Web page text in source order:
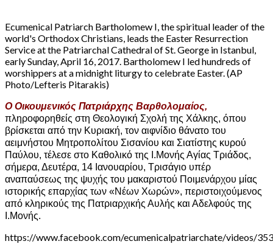
Ecumenical Patriarch Bartholomew I, the spiritual leader of the
world's Orthodox Christians, leads the Easter Resurrection
Service at the Patriarchal Cathedral of St. George in Istanbul,
early Sunday, April 16, 2017. Bartholomew I led hundreds of
worshippers at a midnight liturgy to celebrate Easter. (AP
Photo/Lefteris Pitarakis)
Ο Οικουμενικός Πατριάρχης Βαρθολομαίος,
πληροφορηθείς στη Θεολογική Σχολή της Χάλκης, όπου
βρίσκεται από την Κυριακή, τον αιφνίδιο θάνατο του
αειμνήστου Μητροπολίτου Σισανίου και Σιατίστης κυρού
Παύλου, τέλεσε στο Καθολικό της Ι.Μονής Αγίας Τριάδος,
σήμερα, Δευτέρα, 14 Ιανουαρίου, Τρισάγιο υπέρ
αναπαύσεως της ψυχής του μακαριστού Ποιμενάρχου μίας
ιστορικής επαρχίας των «Νέων Χωρών», περιστοιχούμενος
από κληρικούς της Πατριαρχικής Αυλής και Αδελφούς της
Ι.Μονής.
https://www.facebook.com/ecumenicalpatriarchate/videos/